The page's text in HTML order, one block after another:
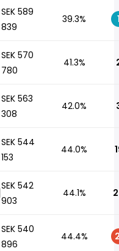
SEK 589
839
39.3%
SEK 570
780
41.3%
SEK 563
308
42.0%
SEK 544
153
44.0%
SEK 542
903
44.1%
SEK 540
896
44.4%